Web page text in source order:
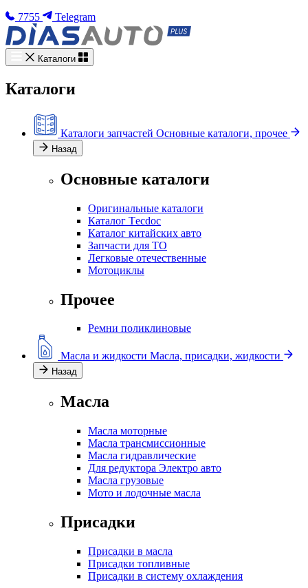
7755
Telegram
Каталоги
Каталоги
Каталоги запчастей Основные каталоги, прочее
Назад
Основные каталоги
Оригинальные каталоги
Каталог Тecdoc
Каталог китайских авто
Запчасти для ТО
Легковые отечественные
Мотоциклы
Прочее
Ремни поликлиновые
Масла и жидкости Масла, присадки, жидкости
Назад
Масла
Масла моторные
Масла трансмиссионные
Масла гидравлические
Для редуктора Электро авто
Масла грузовые
Мото и лодочные масла
Присадки
Присадки в масла
Присадки топливные
Присадки в систему охлаждения